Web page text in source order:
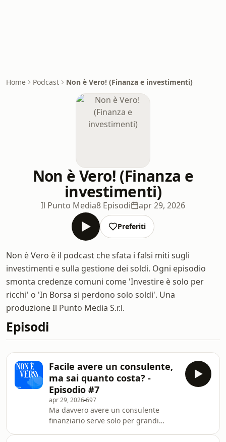
Home Podcast Non è Vero! (Finanza e investimenti)
Non è Vero! (Finanza e
investimenti)
Il Punto Media8 Episodi apr 29, 2026
Preferiti
Non è Vero è il podcast che sfata i falsi miti sugli
investimenti e sulla gestione dei soldi. Ogni episodio
smonta credenze comuni come 'Investire è solo per
ricchi' o 'In Borsa si perdono solo soldi'. Una
produzione Il Punto Media S.r.l.
Episodi
Facile avere un consulente,
ma sai quanto costa? -
Episodio #7
apr 29, 2026697
Ma davvero avere un consulente
finanziario serve solo per grandi